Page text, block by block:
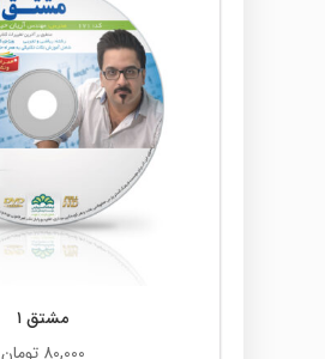
مشتق ۱
80,000 تومان